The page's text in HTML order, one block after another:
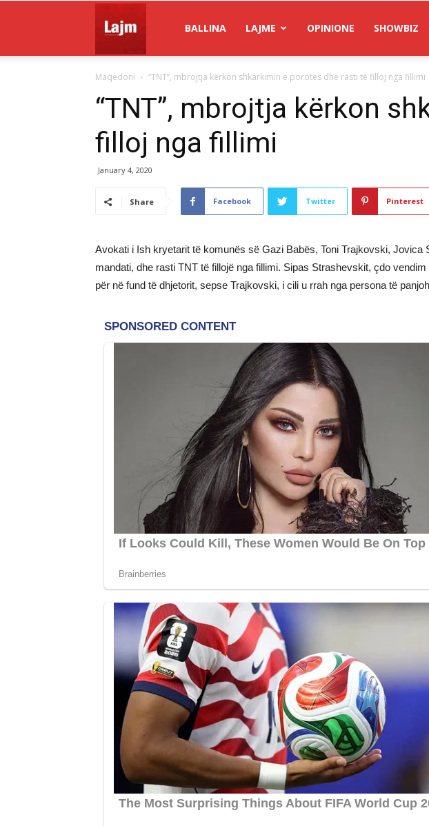
Lajm
BALLINA LAJME OPINIONE SHOWBIZ
Maqedoni “TNT”, mbrojtja kërkon shkarkimin e porotës dhe rasti të filloj nga fillimi
“TNT”, mbrojtja kërkon
filloj nga fillimi
January 4, 2020
Share Facebook Twitter Pinterest
Avokati i Ish kryetarit të komunës së Gazi Babës, Toni Trajkovski,
mandati, dhe rasti TNT të fillojë nga fillimi. Sipas Strashevskit, çdo
për në fund të dhjetorit, sepse Trajkovski, i cili u rrah nga persona të